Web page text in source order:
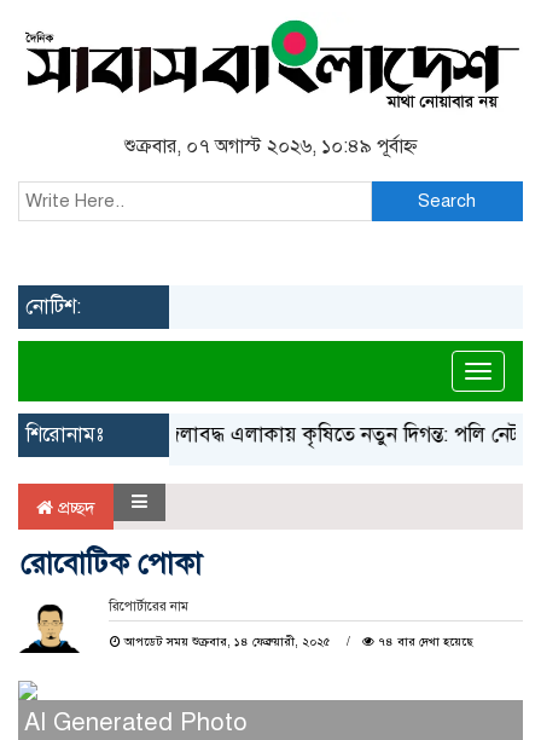
শুক্রবার, ০৭ অগাস্ট ২০২৬, ১০:৪৯ পূর্বাহ্ন
Search
নোটিশ:
শিরোনামঃ জলাবদ্ধ এলাকায় কৃষিতে নতুন দিগন্ত: পলি নেট
প্রচ্ছদ
রোবোটিক পোকা
রিপোর্টারের নাম
আপডেট সময় শুক্রবার, ১৪ ফেব্রুয়ারী, ২০২৫ ৭৪ বার দেখা হয়েছে
AI Generated Photo